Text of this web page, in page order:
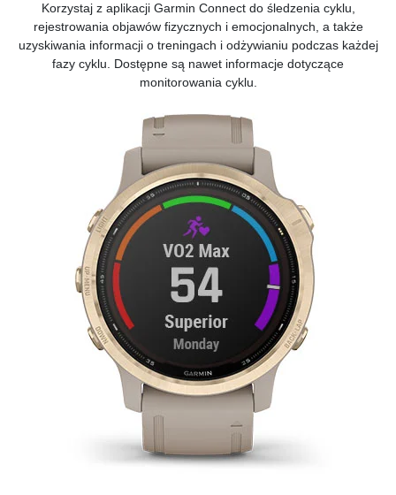
Korzystaj z aplikacji Garmin Connect do śledzenia cyklu,
rejestrowania objawów fizycznych i emocjonalnych, a także
uzyskiwania informacji o treningach i odżywianiu podczas każdej
fazy cyklu. Dostępne są nawet informacje dotyczące
monitorowania cyklu.